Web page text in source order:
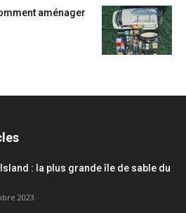
aménager
: la plus grande île de sable du
2023